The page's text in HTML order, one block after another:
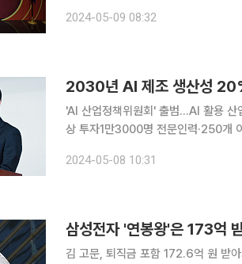
월 7일 10시 애석하게도 94살을 일
2024-05-09 08:32
2030년 AI 제조 생산성
'AI 산업정책위원회' 출범…AI 활용 산
상 투자1만3000명 전문인력·250개 이상 전문기업 육성 인공지
목표를 세웠다. 이를 위해 AI 자율제
2024-05-08 10:31
김 고문, 퇴직금 포함 172.6억 원 받아퇴직자